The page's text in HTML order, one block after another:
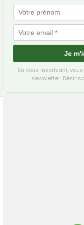
Je
En vous inscrivant,
newsletter.